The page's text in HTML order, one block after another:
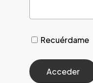
Recuérdame